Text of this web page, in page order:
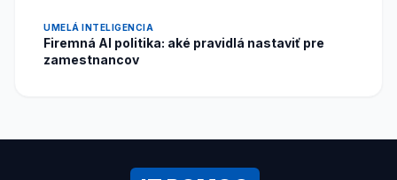
UMELÁ INTELIGENCIA
Firemná AI politika: aké pravidlá nastaviť pre
zamestnancov